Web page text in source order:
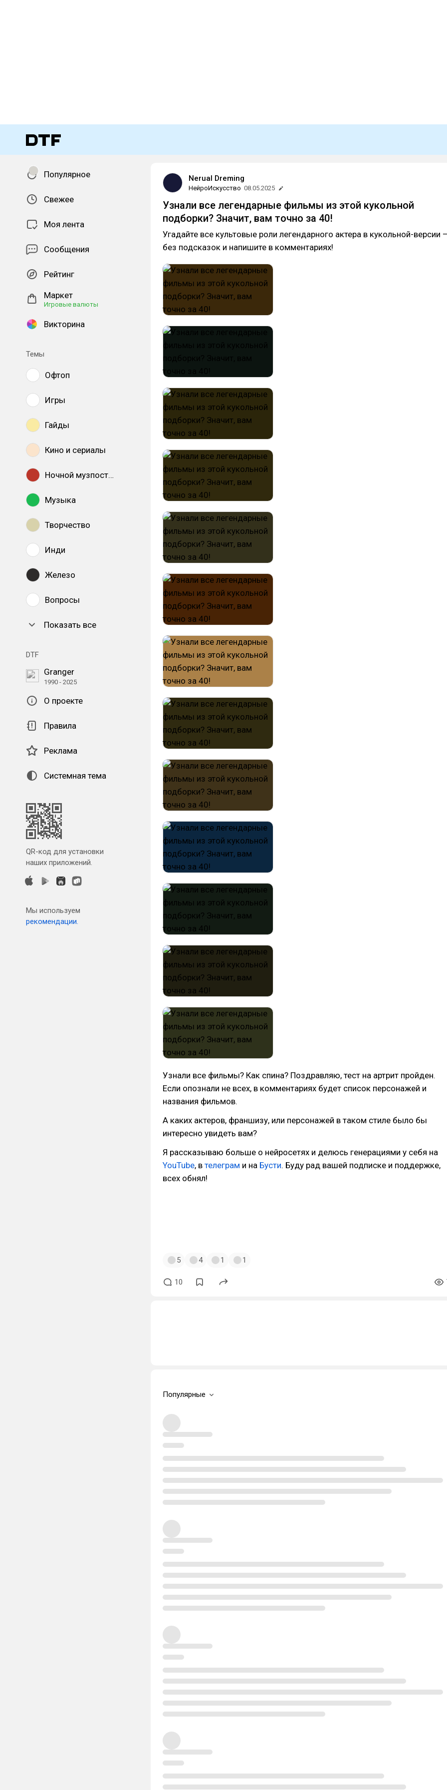
Популярное
Свежее
Моя лента
Сообщения
Рейтинг
Маркет
Игровые валюты
Викторина
Темы
Офтоп
Игры
Гайды
Кино и сериалы
Ночной музпостинг
Музыка
Творчество
Инди
Железо
Вопросы
Показать все
DTF
Granger
1990 - 2025
О проекте
Правила
Реклама
Системная тема
QR-код для установки
наших приложений.
Мы используем
рекомендации.
Nerual Dreming
НейроИскусство 08.05.2025
Узнали все легендарные фильмы из этой кукольной
подборки? Значит, вам точно за 40!
Угадайте все культовые роли легендарного актера в кукольной-версии
без подсказок и напишите в комментариях!
Узнали все фильмы? Как спина? Поздравляю, тест на артрит пройден.
Если опознали не всех, в комментариях будет список персонажей и
названия фильмов.
А каких актеров, франшизу, или персонажей в таком стиле было бы
интересно увидеть вам?
Я рассказываю больше о нейросетях и делюсь генерациями у себя на
YouTube, в телеграм и на Бусти. Буду рад вашей подписке и поддержке,
всех обнял!
5 4 1 1
10
Популярные